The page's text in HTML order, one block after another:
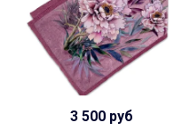
3 500 руб